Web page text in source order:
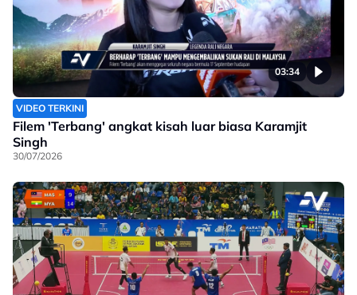
03:34
VIDEO TERKINI
Filem 'Terbang' angkat kisah luar biasa Karamjit
Singh
30/07/2026